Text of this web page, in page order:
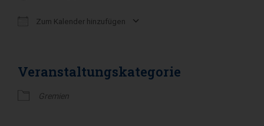
Zum Kalender hinzufügen
Veranstaltungskategorie
Gremien